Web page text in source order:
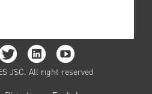
JSC. All right reserved